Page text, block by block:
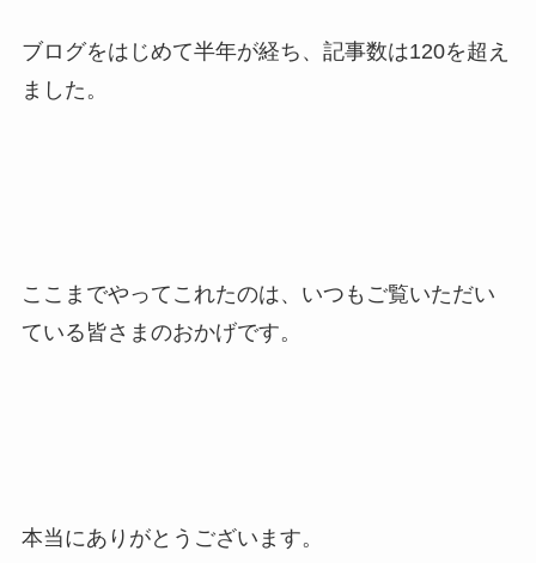
ブログをはじめて半年が経ち、記事数は120を超え
ました。
ここまでやってこれたのは、いつもご覧いただい
ている皆さまのおかげです。
本当にありがとうございます。